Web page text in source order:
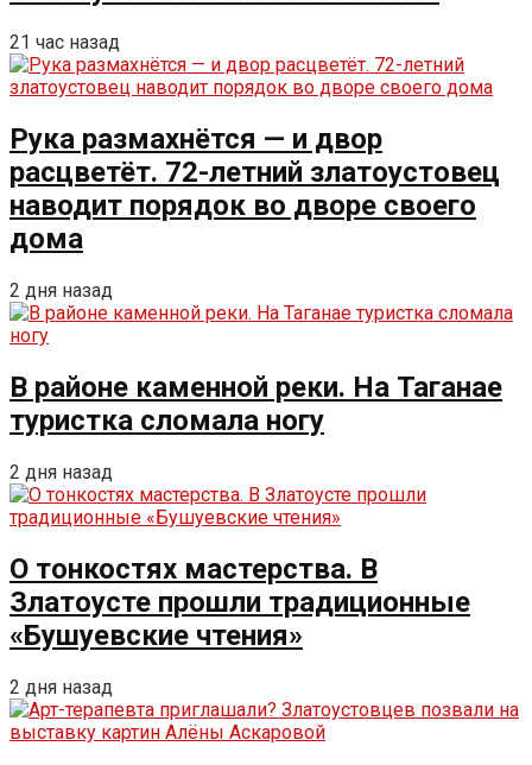
21 час назад
Рука размахнётся — и двор
расцветёт. 72-летний златоустовец
наводит порядок во дворе своего
дома
2 дня назад
В районе каменной реки. На Таганае
туристка сломала ногу
2 дня назад
О тонкостях мастерства. В
Златоусте прошли традиционные
«Бушуевские чтения»
2 дня назад